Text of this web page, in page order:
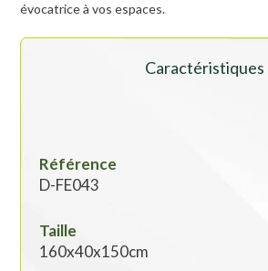
évocatrice à vos espaces.
Caractéristiques
Référence
D-FE043
Taille
160x40x150cm